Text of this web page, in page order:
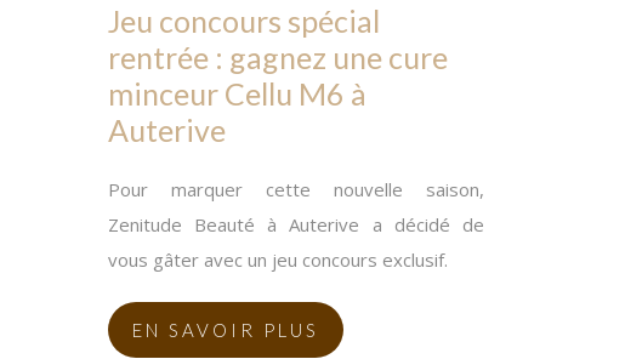
Jeu concours spécial
rentrée : gagnez une cure
minceur Cellu M6 à
Auterive
Pour marquer cette nouvelle saison,
Zenitude Beauté à Auterive a décidé de
vous gâter avec un jeu concours exclusif.
EN SAVOIR PLUS